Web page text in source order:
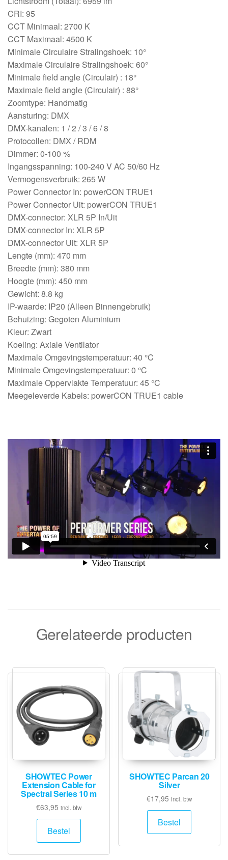
CRI: 95
CCT Minimaal: 2700 K
CCT Maximaal: 4500 K
Minimale Circulaire Stralingshoek: 10°
Maximale Circulaire Stralingshoek: 60°
Minimale field angle (Circulair) : 18°
Maximale field angle (Circulair) : 88°
Zoomtype: Handmatig
Aansturing: DMX
DMX-kanalen: 1 / 2 / 3 / 6 / 8
Protocollen: DMX / RDM
Dimmer: 0-100 %
Ingangsspanning: 100-240 V AC 50/60 Hz
Vermogensverbruik: 265 W
Power Connector In: powerCON TRUE1
Power Connector Uit: powerCON TRUE1
DMX-connector: XLR 5P In/Uit
DMX-connector In: XLR 5P
DMX-connector Uit: XLR 5P
Lengte (mm): 470 mm
Breedte (mm): 380 mm
Hoogte (mm): 450 mm
Gewicht: 8.8 kg
IP-waarde: IP20 (Alleen Binnengebruik)
Behuizing: Gegoten Aluminium
Kleur: Zwart
Koeling: Axiale Ventilator
Maximale Omgevingstemperatuur: 40 °C
Minimale Omgevingstemperatuur: 0 °C
Maximale Oppervlakte Temperatuur: 45 °C
Meegeleverde Kabels: powerCON TRUE1 cable
Gerelateerde producten
SHOWTEC Power
Extension Cable for
Spectral Series 10 m
€63,95 incl. btw
Bestel
SHOWTEC Parcan 20
Silver
€17,95 incl. btw
Bestel